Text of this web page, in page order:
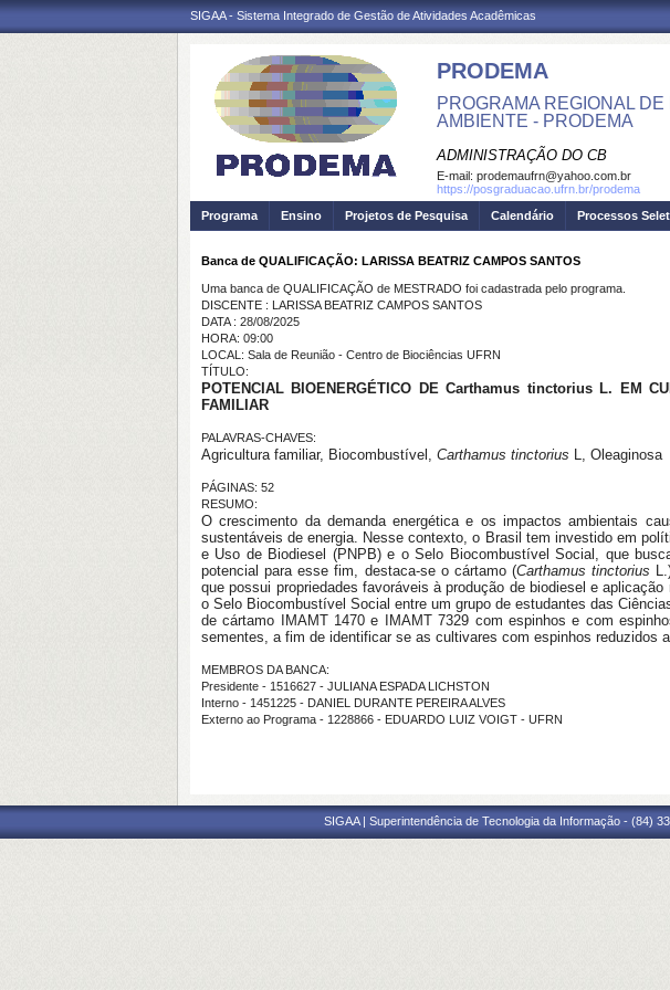
SIGAA - Sistema Integrado de Gestão de Atividades Acadêmicas
PRODEMA
PROGRAMA REGIONAL
AMBIENTE - PRODEMA
ADMINISTRAÇÃO DO CB
E-mail: prodemaufrn@yahoo.com.br
https://posgraduacao.ufrn.br/prodema
Programa
Ensino Projetos de Pesquisa Calendário Processos
Banca de QUALIFICAÇÃO: LARISSA BEATRIZ CAMPOS SANTOS
Uma banca de QUALIFICAÇÃO de MESTRADO foi cadastrada pelo programa.
DISCENTE : LARISSA BEATRIZ CAMPOS SANTOS
DATA : 28/08/2025
HORA: 09:00
LOCAL: Sala de Reunião - Centro de Biociências UFRN
TÍTULO:
POTENCIAL BIOENERGÉTICO DE Carthamus tinctorius L. EM
FAMILIAR
PALAVRAS-CHAVES:
Agricultura familiar, Biocombustível, Carthamus tinctorius L, Oleaginosa
PÁGINAS: 52
RESUMO:
O crescimento da demanda energética e os impactos ambientais
sustentáveis de energia. Nesse contexto, o Brasil tem investido em
e Uso de Biodiesel (PNPB) e o Selo Biocombustível Social, que
potencial para esse fim, destaca-se o cártamo (Carthamus tinctorius
que possui propriedades favoráveis à produção de biodiesel e
o Selo Biocombustível Social entre um grupo de estudantes das
de cártamo IMAMT 1470 e IMAMT 7329 com espinhos e com
sementes, a fim de identificar se as cultivares com espinhos reduzidos
MEMBROS DA BANCA:
Presidente - 1516627 - JULIANA ESPADA LICHSTON
Interno - 1451225 - DANIEL DURANTE PEREIRA ALVES
Externo ao Programa - 1228866 - EDUARDO LUIZ VOIGT - UFRN
SIGAA | Superintendência de Tecnologia da Informação - (84)